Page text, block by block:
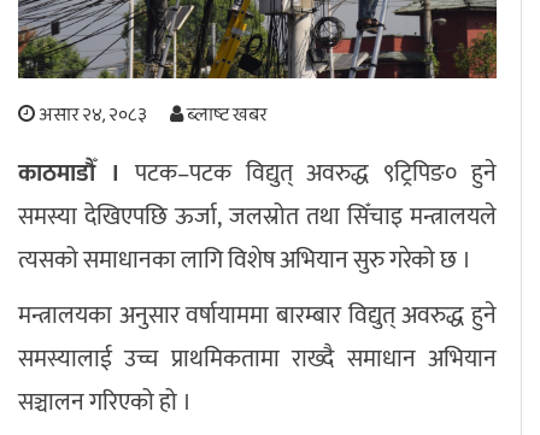
अपराध
छापा समाचार
थप विभाग
छापा संस्करण बिचार
विशेष
साहित्य
राशिफल
असार २४, २०८३ ब्लाष्ट खबर
काठमाडौँ । पटक–पटक विद्युत् अवरुद्ध ९ट्रिपिङ० हुने
समस्या देखिएपछि ऊर्जा, जलस्रोत तथा सिँचाइ मन्त्रालयले
त्यसको समाधानका लागि विशेष अभियान सुरु गरेको छ ।
मन्त्रालयका अनुसार वर्षायाममा बारम्बार विद्युत् अवरुद्ध हुने
समस्यालाई उच्च प्राथमिकतामा राख्दै समाधान अभियान
सञ्चालन गरिएको हो ।